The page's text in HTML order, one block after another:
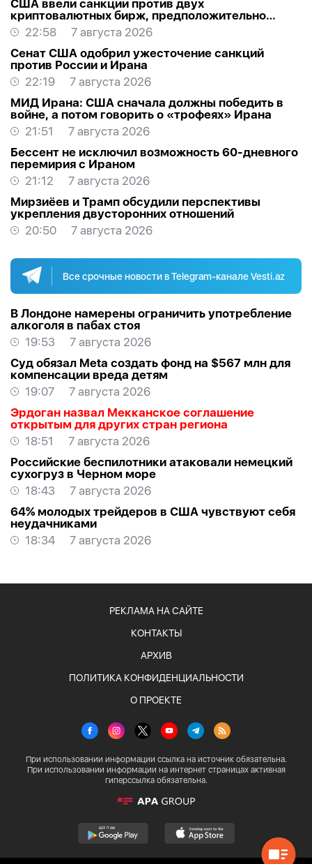
США ввели санкции против двух
криптовалютных бирж, предположительно
оказывавших финансовую помощь Ирану
22:58
7 августа 2026
Сенат США одобрил ужесточение санкций
против России и Ирана
22:19
7 августа 2026
МИД Ирана: США сначала должны победить в
войне, а потом говорить о «трофеях» Ирана
21:51
7 августа 2026
Бессент не исключил возможность 60-дневного
перемирия с Ираном
21:12
7 августа 2026
Мирзиёев и Трамп обсудили перспективы
укрепления двусторонних отношений
20:50
7 августа 2026
Все срочные новости в Telegram-канале Vesti.az
В Лондоне намерены ограничить употребление
алкоголя в пабах стоя
19:53
7 августа 2026
Суд обязал Meta создать фонд на $567 млн для
компенсации вреда детям
19:07
7 августа 2026
Эрдоган назвал Мекканское соглашение
открытым для других стран региона
18:51
7 августа 2026
Российские беспилотники атаковали немецкий
сухогруз в Черном море
18:43
7 августа 2026
64% молодых трейдеров в США чувствуют себя
неудачниками
18:34
7 августа 2026
РЕКЛАМА НА САЙТЕ
КОНТАКТЫ
АРХИВ
ПОЛИТИКА КОНФИДЕНЦИАЛЬНОСТИ
О ПРОЕКТЕ
При использовании информации ссылка на источник обязательна.
При использовании информации на интернет страницах активная
гиперссылка обязательна.